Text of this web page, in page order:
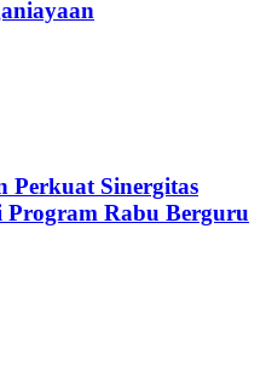
Perkuat Sinergitas
Rabu Berguru